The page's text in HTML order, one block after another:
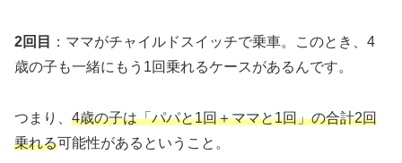
2回目
：ママがチャイルドスイッチで乗車。このとき、4
歳の子も一緒にもう1回乗れるケースがあるんです。
つまり、 4歳の子は「パパと1回＋ママと1回」の合計2回
乗れる可能性があるということ。